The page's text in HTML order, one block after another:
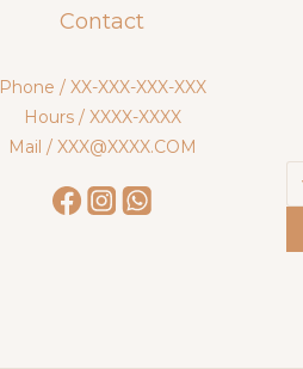
Contact
Phone / XX-XXX-XXX-XXX
Hours / XXXX-XXXX
Mail / XXX@XXXX.COM